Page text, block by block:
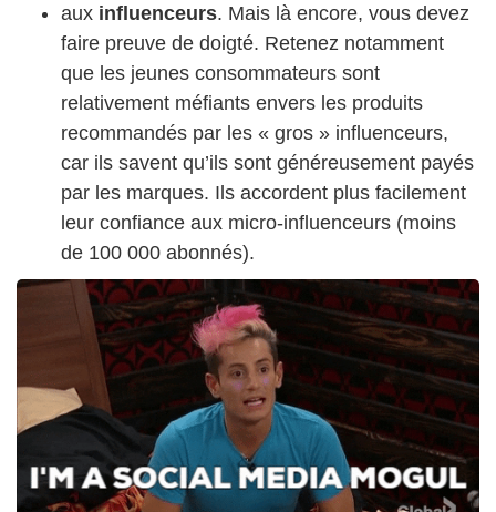
aux influenceurs. Mais là encore, vous devez
faire preuve de doigté. Retenez notamment
que les jeunes consommateurs sont
relativement méfiants envers les produits
recommandés par les « gros » influenceurs,
car ils savent qu’ils sont généreusement payés
par les marques. Ils accordent plus facilement
leur confiance aux micro-influenceurs (moins
de 100 000 abonnés).